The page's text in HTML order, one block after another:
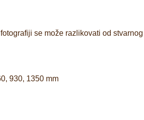
se može razlikovati od stvarnog
930, 1350 mm